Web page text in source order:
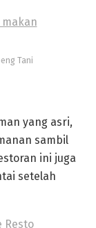
Tani
yang asri,
sambil
ini juga
setelah